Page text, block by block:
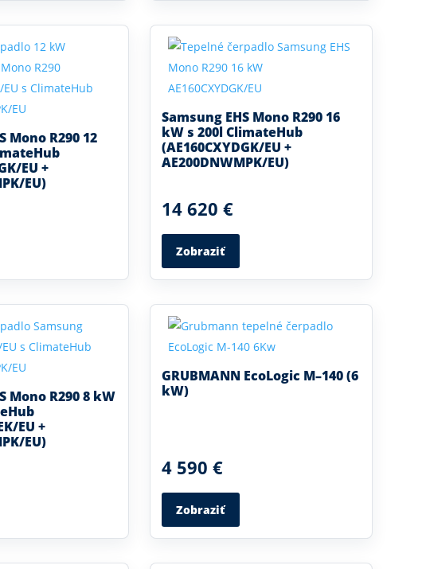
Mono R290 12
EU +
EU)
Samsung EHS Mono R290 16
kW s 200l ClimateHub
(AE160CXYDGK/EU +
AE200DNWMPK/EU)
14 620 €
Zobraziť
Mono R290 8 kW
EU +
EU)
GRUBMANN EcoLogic M–140 (6
kW)
4 590 €
Zobraziť